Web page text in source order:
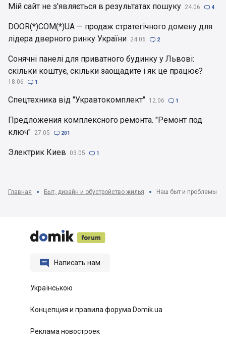
Мій сайт не з'являється в результатах пошуку 24.06  4
DOOR(*)COM(*)UA — продаж стратегічного домену для
лідера дверного ринку України 24.06  2
Сонячні панелі для приватного будинку у Львові:
скільки коштує, скільки заощадите і як це працює?
18.06  1
Спецтехника від "Укравтокомплект" 12.06  1
Предложения комплексного ремонта. "Ремонт под
ключ" 27.05  201
Электрик Киев 03.05  1
Главная Быт, дизайн и обустройство жилья Наш быт и проблемы с


 

 Написать нам
Українською
Концепция и правила форума Domik.ua
Реклама новостроек